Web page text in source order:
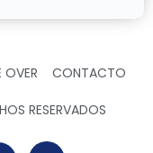
OVER CONTACTO
RESERVADOS